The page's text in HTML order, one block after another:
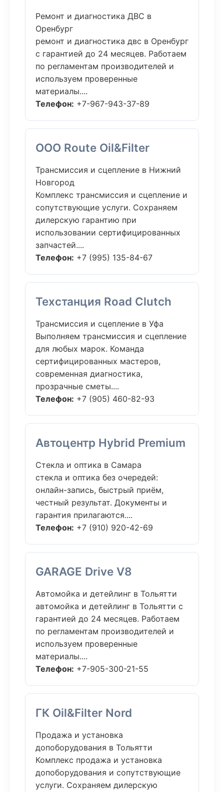
Ремонт и диагностика ДВС в
Оренбург
ремонт и диагностика двс в Оренбург
с гарантией до 24 месяцев. Работаем
по регламентам производителей и
используем проверенные
материалы....
Телефон: +7-967-943-37-89
ООО Route Oil&Filter
Трансмиссия и сцепление в Нижний
Новгород
Комплекс трансмиссия и сцепление и
сопутствующие услуги. Сохраняем
дилерскую гарантию при
использовании сертифицированных
запчастей....
Телефон: +7 (995) 135-84-67
Техстанция Road Clutch
Трансмиссия и сцепление в Уфа
Выполняем трансмиссия и сцепление
для любых марок. Команда
сертифицированных мастеров,
современная диагностика,
прозрачные сметы....
Телефон: +7 (905) 460-82-93
Автоцентр Hybrid Premium
Стекла и оптика в Самара
стекла и оптика без очередей:
онлайн-запись, быстрый приём,
честный результат. Документы и
гарантия прилагаются....
Телефон: +7 (910) 920-42-69
GARAGE Drive V8
Автомойка и детейлинг в Тольятти
автомойка и детейлинг в Тольятти с
гарантией до 24 месяцев. Работаем
по регламентам производителей и
используем проверенные
материалы....
Телефон: +7-905-300-21-55
ГК Oil&Filter Nord
Продажа и установка
допоборудования в Тольятти
Комплекс продажа и установка
допоборудования и сопутствующие
услуги. Сохраняем дилерскую